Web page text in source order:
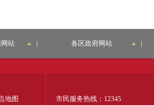
站 各区政府网站
地图 市民服务热线：12345